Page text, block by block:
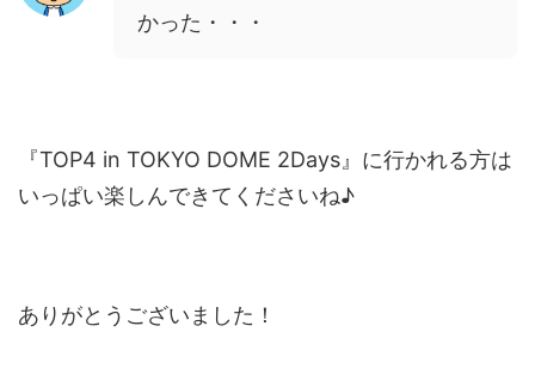
かった・・・
『TOP4 in TOKYO DOME 2Days』に行かれる方は
いっぱい楽しんできてくださいね♪
ありがとうございました！